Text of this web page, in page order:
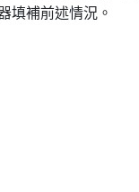
填補前述情況。